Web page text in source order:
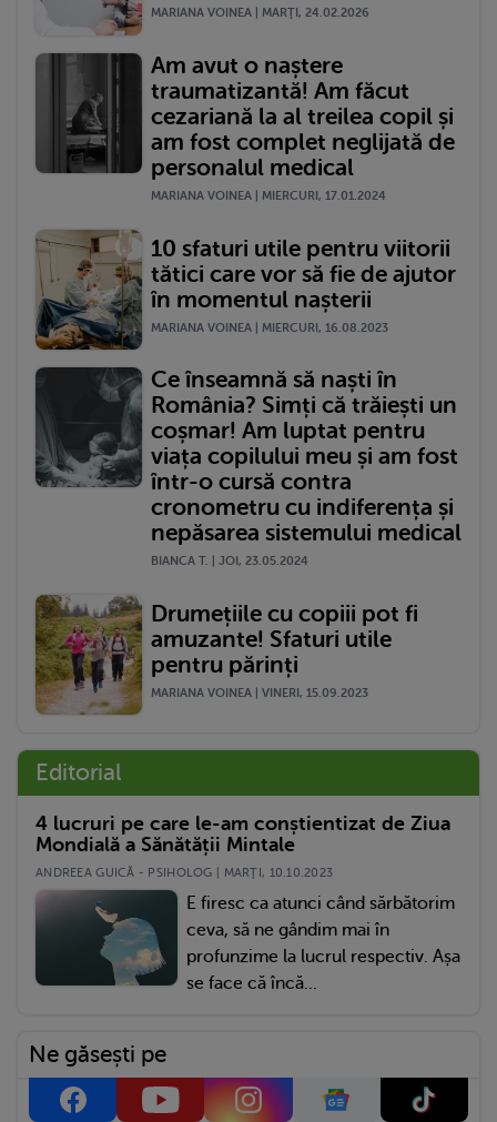
MARIANA VOINEA | MARŢI, 24.02.2026
Am avut o naștere
traumatizantă! Am făcut
cezariană la al treilea copil și
am fost complet neglijată de
personalul medical
MARIANA VOINEA | MIERCURI, 17.01.2024
10 sfaturi utile pentru viitorii
tătici care vor să fie de ajutor
în momentul nașterii
MARIANA VOINEA | MIERCURI, 16.08.2023
Ce înseamnă să naști în
România? Simți că trăiești un
coșmar! Am luptat pentru
viața copilului meu și am fost
într-o cursă contra
cronometru cu indiferența și
nepăsarea sistemului medical
BIANCA T. | JOI, 23.05.2024
Drumețiile cu copiii pot fi
amuzante! Sfaturi utile
pentru părinți
MARIANA VOINEA | VINERI, 15.09.2023
Editorial
4 lucruri pe care le-am conștientizat de Ziua
Mondială a Sănătății Mintale
ANDREEA GUICĂ - PSIHOLOG | MARŢI, 10.10.2023
E firesc ca atunci când sărbătorim
ceva, să ne gândim mai în
profunzime la lucrul respectiv. Așa
se face că încă...
Ne găsești pe